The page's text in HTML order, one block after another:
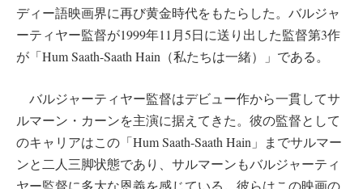
ディー語映画界に再び黄金時代をもたらした。バルジャ
ーティヤー監督が1999年11月5日に送り出した監督第3作
が「Hum Saath-Saath Hain（私たちは一緒）」である。
バルジャーティヤー監督はデビュー作から一貫してサ
ルマーン・カーンを主演に据えてきた。彼の監督として
のキャリアはこの「Hum Saath-Saath Hain」までサルマー
ンと二人三脚状態であり、サルマーンもバルジャーティ